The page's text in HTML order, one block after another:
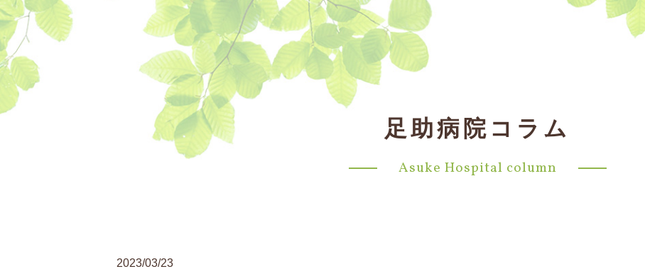
足助病院コラム
Asuke Hospital column
2023/03/23